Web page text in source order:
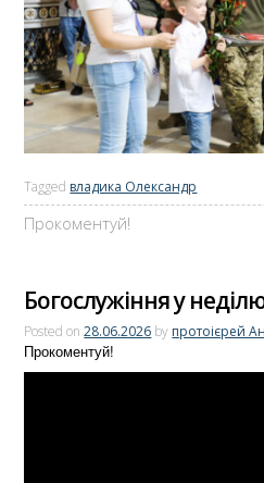
Tagged владика Олександр
Прокоментуй!
Богослужіння у
Posted on28.06.2026 by протоієрей
Прокоментуй!